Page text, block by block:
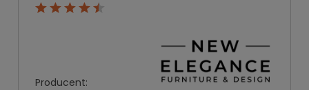
Producent: